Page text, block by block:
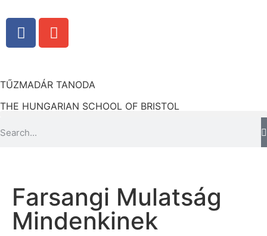
TŰZMADÁR TANODA
THE HUNGARIAN SCHOOL OF BRISTOL
Farsangi Mulatság
Mindenkinek